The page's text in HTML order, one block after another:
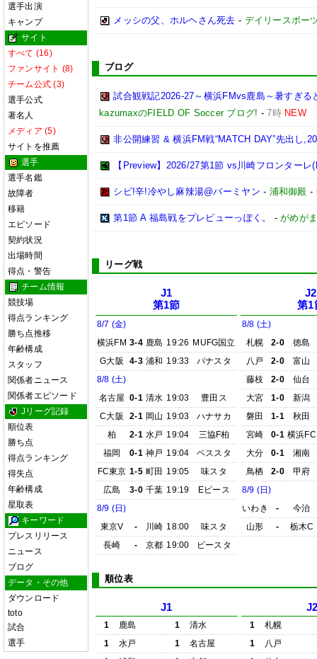
選手出演
キャンプ
サイト
すべて (16)
ファンサイト (8)
チーム公式 (3)
選手公式
著名人
メディア (5)
サイトを推薦
選手
選手名鑑
故障者
移籍
エピソード
契約状況
出場時間
得点・警告
チーム情報
競技場
得点ランキング
勝ち点推移
年齢構成
スタッフ
関係者ニュース
関係者エピソード
Jリーグ記録
順位表
勝ち点
得点ランキング
得失点
年齢構成
星取表
キーワード
プレスリリース
ニュース
ブログ
データ・その他
ダウンロード
toto
試合
選手
メッシの父、ホルヘさん死去 - デイリースポー
ブログ
試合観戦記2026-27～横浜FMvs鹿島～暑すぎ
kazumaxのFIELD OF Soccer ブログ! -7時 NEW
非公開練習 & 横浜FM戦“MATCH DAY”先出し
【Preview】2026/27第1節 vs川崎フロンターレ
シビ!辛!冷やし麻辣湯@バーミヤン - 浦和御殿 -
第1節 A 福島戦をプレビューっぽく。 -がめが
リーグ戦
J1
第1節
8/7 (金)
横浜FM 3-4 鹿島 19:26 MUFG国立
G大阪
4-3 浦和 19:33
パナスタ
8/8 (土)
名古屋 0-1 清水 19:03
豊田ス
C大阪
2-1 岡山 19:03
ハナサカ
柏
2-1 水戸 19:04
三協F柏
福岡
0-1 神戸 19:04
ベススタ
FC東京 1-5 町田 19:05
味スタ
広島
3-0 千葉 19:19
Eピース
8/9 (日)
東京V
- 川崎 18:00
味スタ
長崎
- 京都 19:00 ピースタ
J2
第1
8/8 (土)
札幌
2-0
徳島
八戸
2-0
富山
藤枝
2-0
仙台
大宮
1-0
新潟
磐田
1-1
秋田
宮崎
0-1 横浜FC
大分
0-1
湘南
鳥栖
2-0
甲府
8/9 (日)
いわき
-
今治
山形
- 栃木C
順位表
J1
1 鹿島 1
清水
1
水戸 1
名古屋
1
札幌
1
八戸